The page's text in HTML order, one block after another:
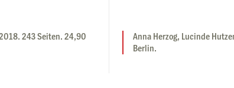
243 Seiten. 24,90
Anna Herzog, Lucinde
Berlin.